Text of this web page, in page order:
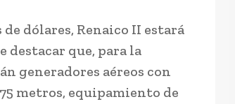
dólares, Renaico II estará
destacar que, para la
generadores aéreos con
metros, equipamiento de